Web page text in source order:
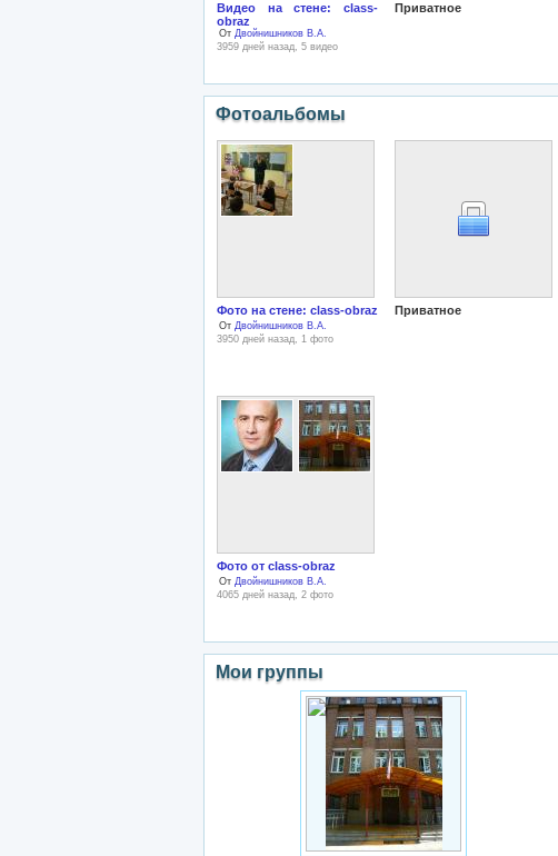
Видео на стене: class-
obraz
От Двойнишников В.А.
3959 дней назад, 5 видео
Приватное
Фотоальбомы
Фото на стене: class-obraz
От Двойнишников В.А.
3950 дней назад, 1 фото
Приватное
Фото от class-obraz
От Двойнишников В.А.
4065 дней назад, 2 фото
Мои группы